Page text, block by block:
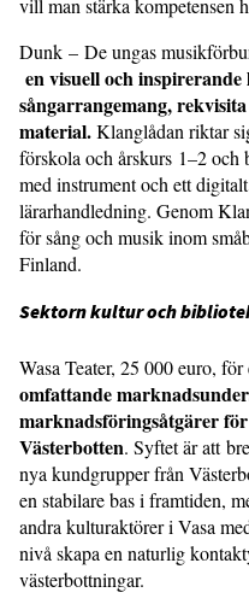
vill man stärka kompetensen
Dunk – De ungas
en visuell och
sångarrangemang,
material.Klanglådan riktar
förskola och årskurs 1–2 och
med instrument och ett
lärarhandledning. Genom
för sång och musik inom
Finland.
Sektorn kultur och
Wasa Teater, 25 000 euro, för
omfattande
marknadsföringsåtgärer
Västerbotten. Syftet är att
nya kundgrupper från
en stabilare bas i framtiden,
andra kulturaktörer i Vasa
nivå skapa en naturlig
västerbottningar.